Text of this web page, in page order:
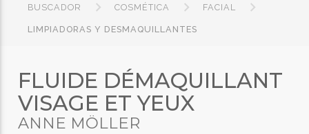
BUSCADOR COSMÉTICA FACIAL
LIMPIADORAS Y DESMAQUILLANTES
FLUIDE DÉMAQUILLANT
VISAGE ET YEUX
ANNE MÖLLER